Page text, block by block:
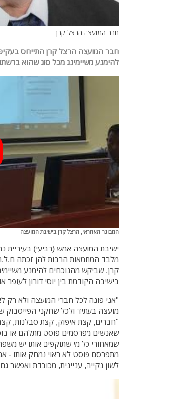
חבר המועצה הרצל קרן
חבר המועצה הרצל קרן התייחס
להימנע משיימינג מכל סוג שהוא
המבוגר האחראי, הרצל קרן בישיבת המועצה
ישיבת המועצה אמש (רביעי) בעיריית
מלבד המחמאות הרבות להן זכתה
קרן, שביקש מהנוכחים להימנע
בישיבה הקודמת בין יוסי דורון לעופר
"אני פונה לכל חברי המועצה ולא רק
מועצה בעתיד ולכל שחקני הפייסבוק
"חברים, קצת איפוק, קצת סבלנות,
שאנשים מפרסמים פוסט מתלהם או
שמאחורי כל מי שתוקפים אותו יש
מתפרסם פוסט לא ראוי נמחק אותו -
לשון נקייה, עניינית, מכובדת ואפשר